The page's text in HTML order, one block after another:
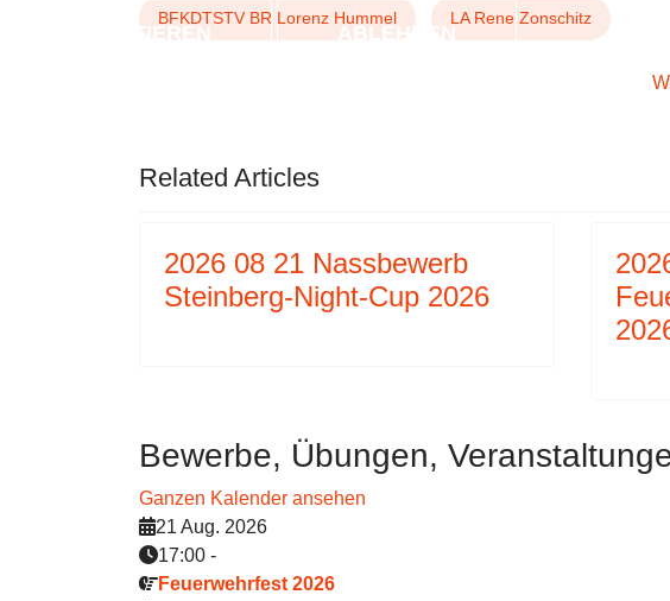
BFKDTSTV BR Lorenz Hummel LA Rene Zonschitz
Related Articles
2026 08 21 Nassbewerb
Steinberg-Night-Cup 2026
Bewerbe, Übungen,
Ganzen Kalender ansehen
21 Aug. 2026
17:00 -
Feuerwehrfest 2026
AKZEPTIEREN ABLEHNEN